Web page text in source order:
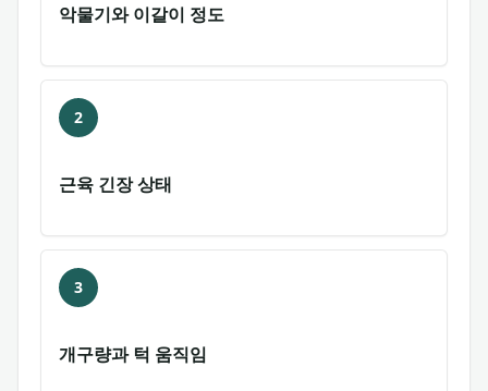
악물기와 이갈이 정도
2
근육 긴장 상태
3
개구량과 턱 움직임